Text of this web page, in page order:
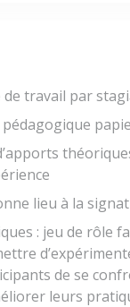
de travail par
pédagogique
lieu à la
: jeu de rôle
de se
leurs